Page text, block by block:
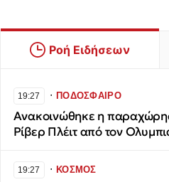
Ροή Ειδήσεων
19:27 ∙ΠΟΔΟΣΦΑΙΡΟ
Ανακοινώθηκε η
Ρίβερ Πλέιτ από τον
19:27 ∙ΚΟΣΜΟΣ